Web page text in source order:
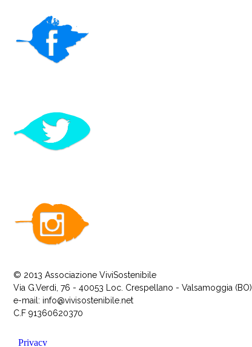
© 2013 Associazione ViviSostenibile
Via G.Verdi, 76 - 40053 Loc. Crespellano - Valsamoggia (BO)
e-mail: info@vivisostenibile.net
C.F 91360620370